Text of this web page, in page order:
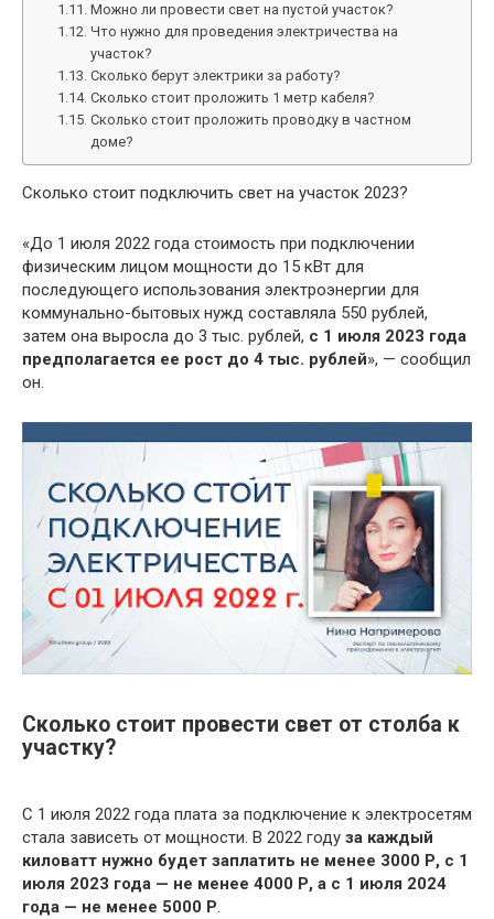
Можно ли провести свет на пустой участок?
Что нужно для проведения электричества на
участок?
Сколько берут электрики за работу?
Сколько стоит проложить 1 метр кабеля?
Сколько стоит проложить проводку в частном
доме?
Сколько стоит подключить свет на участок 2023?
«До 1 июля 2022 года стоимость при подключении
физическим лицом мощности до 15 кВт для
последующего использования электроэнергии для
коммунально-бытовых нужд составляла 550 рублей,
затем она выросла до 3 тыс. рублей, с 1 июля 2023 года
предполагается ее рост до 4 тыс. рублей», — сообщил
он.
Сколько стоит провести свет от столба к
участку?
С 1 июля 2022 года плата за подключение к электросетям
стала зависеть от мощности. В 2022 году за каждый
киловатт нужно будет заплатить не менее 3000 Р, с 1
июля 2023 года — не менее 4000 Р, а с 1 июля 2024
года — не менее 5000 Р.